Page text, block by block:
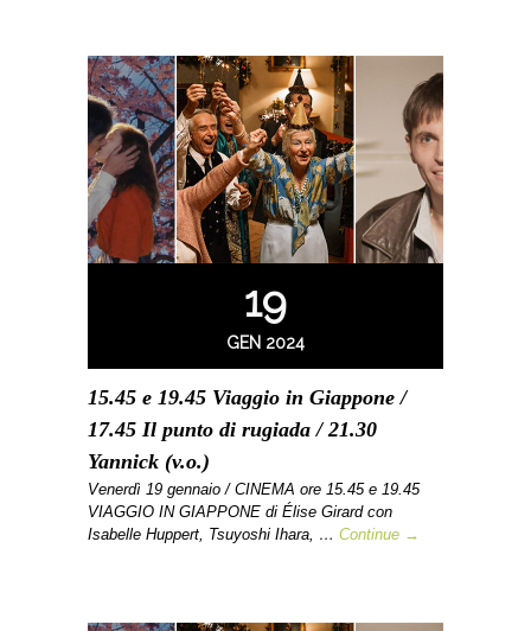
19
GEN 2024
15.45 e 19.45 Viaggio in Giappone /
17.45 Il punto di rugiada / 21.30
Yannick (v.o.)
Venerdì 19 gennaio / CINEMA ore 15.45 e 19.45
VIAGGIO IN GIAPPONE di Élise Girard con
Isabelle Huppert, Tsuyoshi Ihara, … Continue →